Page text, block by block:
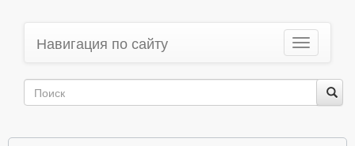
Toggle
navigation
Навигация по сайту